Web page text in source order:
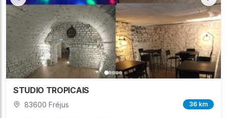
STUDIO TROPICAIS
83600 Fréjus 36 km